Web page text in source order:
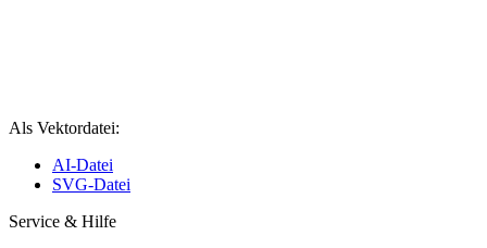
Als Vektordatei:
AI-Datei
SVG-Datei
Service & Hilfe